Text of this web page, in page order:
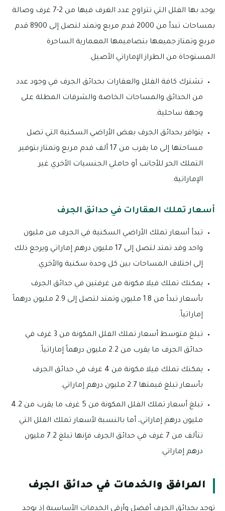
يوجد بها الفلل التي تتراوح عدد الغرف فيها من 2-7 غرف وصالة
بمساحات تبدأ من 2000 قدم مربع وتمتد لتصل إلى 8900 قدم
مربع وتمتاز جميعها بتصاميمها المعمارية الساحرة
المستوحاة من الطراز الإماراتي الأصيل.
تشترك كافة الفلل والعقارات بحدائق الجرف في وجود عدد
من الحدائق والمساحات الخاصة والشرفات المطلة على
وجهة ساحلية.
يتوافر بحدائق الجرف بعض الأراضي السكنية التي تصل
مساحتها إلى ما يقرب من 17 ألف قدم مربع وتمتاز بتوفير
التملك الحر للأجانب أو حاملي الجنسيات الأخري غير
الإماراتية.
أسعار تملك العقارات في حدائق الجرف
تبدأ أسعار تملك الأراضي السكنية في الجرف من مليون
واحد وقد تمتد لتصل إلى 17 مليون درهم إماراتي ويرجع ذلك
إلى اختلاف المساحات بين كل وحدة سكنية والأخري.
يمكنك تملك فيلا مكونة من غرفتين في حدائق الجرف
بأسعار تبدأ من 1.8 مليون وتمتد لتصل إلى 2.9 مليون درهماً
إماراتياً.
تبلغ متوسط أسعار تملك الفلل المكونة من 3 غرف في
حدائق الجرف ما يقرب من 2.2 مليون درهماً إماراتياً.
يمكنك تملك فيلا مكونة من 4 غرف في حدائق الجرف
بأسعار تبلغ قيمتها 2.7 مليون درهم إماراتي.
تبلغ أسعار تملك الفلل المكونة من 5 غرف ما يقرب من 4.2
مليون درهم إماراتي، أما بالنسبة لأسعار تملك الفلل التي
تتألف من 7 غرف في حدائق الجرف فإنها تبلغ 7.2 مليون
درهم إماراتي.
المرافق والخدمات في حدائق الجرف
توجد بحدائق الجرف أفضل وأرقي الخدمات الأساسية إذ يوجد